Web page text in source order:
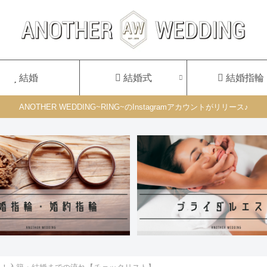
結婚 結婚式 結婚指輪
ANOTHER WEDDING~RING~のInstagramアカウントがリリース♪